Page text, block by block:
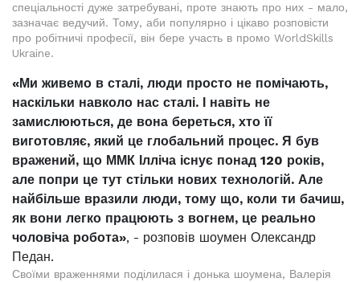
спеціальності дуже затребувані, проте знають про них - мало,
зазначає ведучий. Тому, аби популярно і цікаво розповісти
про робітничі професії, він бере участь в промо WorldSkills
Ukraine.
«Ми живемо в сталі, люди просто не помічають,
наскільки навколо нас сталі. І навіть не
замислюються, де вона береться, хто її
виготовляє, який це глобальний процес. Я був
вражений, що ММК Ілліча існує понад 120 років,
але попри це тут стільки нових технологій. Але
найбільше вразили люди, тому що, коли ти бачиш,
як вони легко працюють з вогнем, це реально
чоловіча робота», - розповів шоумен Олександр
Педан.
Своїми враженнями поділилася і донька шоумена, Валерія